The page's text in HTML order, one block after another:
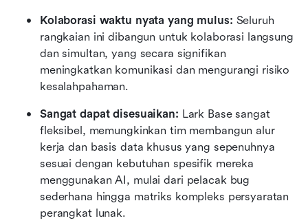
Kolaborasi waktu nyata yang mulus: Seluruh
rangkaian ini dibangun untuk kolaborasi langsung
dan simultan, yang secara signifikan
meningkatkan komunikasi dan mengurangi risiko
kesalahpahaman.
Sangat dapat disesuaikan: Lark Base sangat
fleksibel, memungkinkan tim membangun alur
kerja dan basis data khusus yang sepenuhnya
sesuai dengan kebutuhan spesifik mereka
menggunakan AI, mulai dari pelacak bug
sederhana hingga matriks kompleks persyaratan
perangkat lunak.